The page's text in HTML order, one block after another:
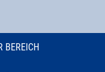
BEREICH